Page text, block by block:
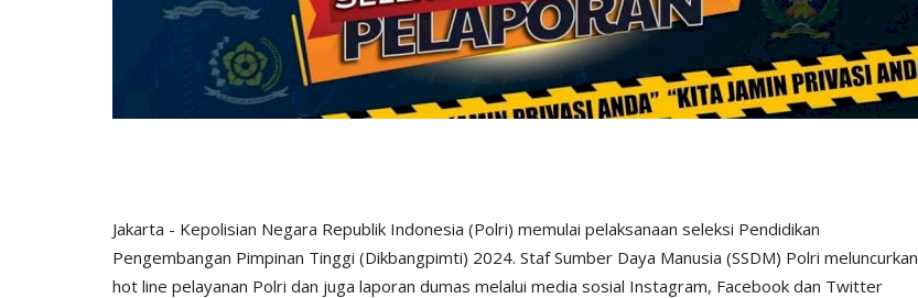
Jakarta - Kepolisian Negara Republik Indonesia (Polri) memulai pelaksanaan seleksi Pendidikan
Pengembangan Pimpinan Tinggi (Dikbangpimti) 2024. Staf Sumber Daya Manusia (SSDM) Polri meluncurkan
hot line pelayanan Polri dan juga laporan dumas melalui media sosial Instagram, Facebook dan Twitter